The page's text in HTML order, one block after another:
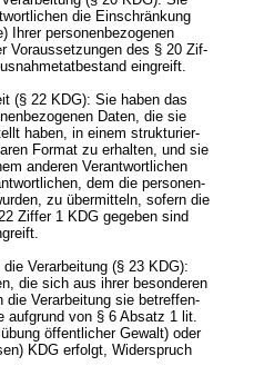
die Ein­schrän­kung
Ihrer per­so­nen­be­zo­ge­nen
Vor­aus­set­zun­gen des § 20 Zif­
ein­greift.
(§ 22 KDG): Sie haben das
Daten, die sie
haben, in einem struk­tu­rier­
For­mat zu er­hal­ten, und sie
an­de­ren Ver­ant­wort­li­chen
dem die per­so­nen­
zu über­mit­teln, so­fern die
Zif­fer 1 KDG ge­ge­ben sind
Ver­ar­bei­tung (§ 23 KDG):
die sich aus ihrer be­son­de­ren
die Ver­ar­bei­tung sie be­tref­fen­
auf­grund von § 6 Ab­satz 1 lit.
öf­fent­li­cher Ge­walt) oder
KDG er­folgt, Wi­der­spruch